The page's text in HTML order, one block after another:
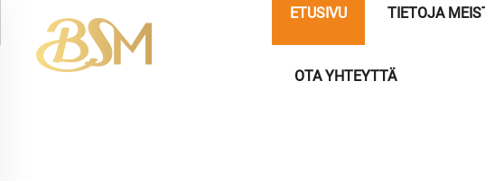
ETUSIVU TIETOJA
OTA YHTEYTTÄ